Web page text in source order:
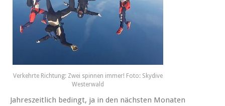
Verkehrte Richtung: Zwei spinnen immer! Foto: Skydive
Westerwald
Jahreszeitlich bedingt, ja in den nächsten Monaten